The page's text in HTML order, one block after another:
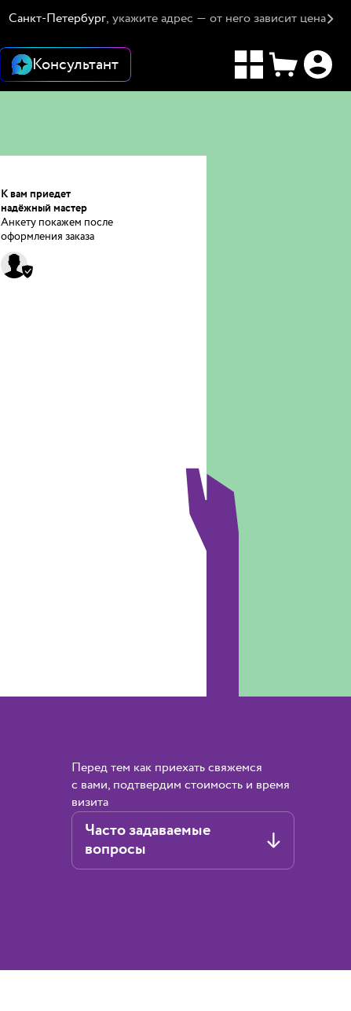
Санкт-Петербург, укажите адрес — от него зависит цена
Консультант
К вам приедет
надёжный мастер
Анкету покажем после
оформления заказа
Перед тем как приехать свяжемся
с вами, подтвердим стоимость и время
визита
Часто задаваемые
вопросы